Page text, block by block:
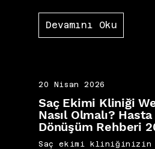
Devamını Oku
20 Nisan 2026
Saç Ekimi Kliniği
Nasıl Olmalı?
Dönüşüm Rehberi
Saç ekimi kliniğinizin